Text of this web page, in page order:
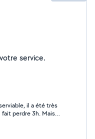
service.
il a été très
perdre 3h. Mais